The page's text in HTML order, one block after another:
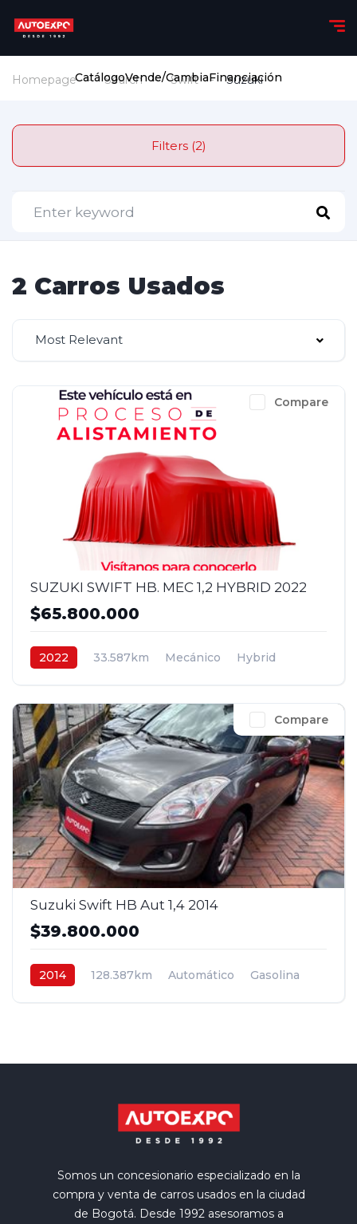
CatálogoVende/CambiaFinanciación
Homepage Search Swift Suzuki
Filters (2)
2 Carros Usados
Most Relevant
Compare
SUZUKI SWIFT HB. MEC 1,2 HYBRID 2022
$65.800.000
2022 33.587km Mecánico
Hybrid
Compare
Suzuki Swift HB Aut 1,4 2014
$39.800.000
2014 128.387km Automático
Gasolina
Somos un concesionario especializado en la
compra y venta de carros usados en la ciudad
de Bogotá. Desde 1992 asesoramos a